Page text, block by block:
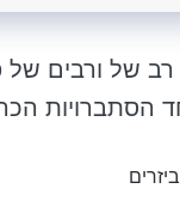
של ורבים של
הסתברויות